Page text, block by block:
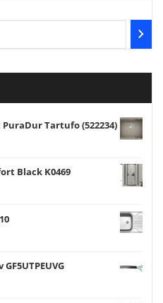
Tartufo (522234)
Black K0469